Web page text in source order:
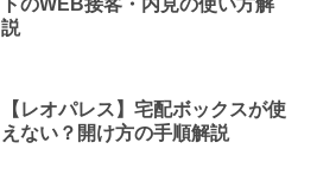
説
【レオパレス】宅配ボックスが使
えない？開け方の手順解説